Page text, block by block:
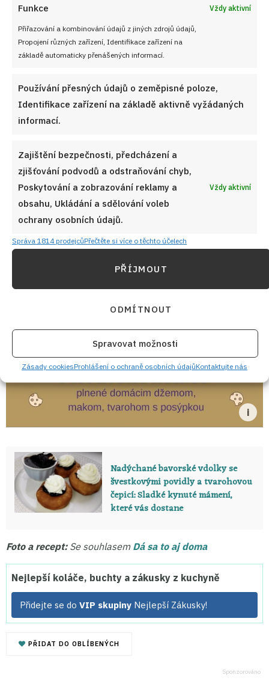
Funkce Vždy aktivní
Přiřazování a kombinování údajů z jiných zdrojů údajů,
Propojení různých zařízení, Identifikace zařízení na
základě automaticky přenášených informací.
Používání přesných údajů o zeměpisné poloze,
Identifikace zařízení na základě aktivně vyžádaných
informací.
Zajištění bezpečnosti, předcházení a
zjišťování podvodů a odstraňování chyb,
Poskytování a zobrazování reklamy a
obsahu, Ukládání a sdělování voleb
ochrany osobních údajů.
Vždy aktivní
Správa 1814 prodejcůPřečtěte si více o těchto účelech
PŘÍJMOUT
ODMÍTNOUT
Spravovat možnosti
Zásady cookiesProhlášení o ochraně osobních údajůKontaktujte nás
schová dovnitř těsta a mák s povidly a drobenkou
zdobí povrch.
Hustota marmelády a povidelje velmi důležitá,
proto vybírejte opravdu poctivé a tuhé zavařeniny,
plechu.
Cukrový poprašek na závěrdodá koláčkům ten
správný venkovský vzhled; jakmile hotové moravské
zchladnout, nezapomeňte je přes jemné sítko bohatě
pocukrovat moučkovým cukrem.
Jak na domácí tvarohové koláče s
máslovou drobenkou, které
provoní váš domov
Nadýchané bavorské vdolky se
švestkovými povidly a tvarohovou
čepicí: Sladké kynuté mámení,
které vás dostane
Foto a recept:Se souhlasem Dá sa to aj doma
Nejlepší koláče, buchty a zákusky z kuchyně
Přidejte se do VIP skupiny Nejlepší Zákusky!
PŘIDAT DO OBLÍBENÝCH